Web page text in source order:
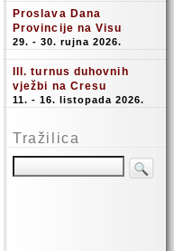
Proslava Dana
Provincije na Visu
29. - 30. rujna 2026.
III. turnus duhovnih
vježbi na Cresu
11. - 16. listopada 2026.
Tražilica